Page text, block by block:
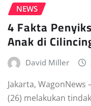
NEWS
4 Fakta
Anak di
David Miller
Jakarta,
(26) melakukan